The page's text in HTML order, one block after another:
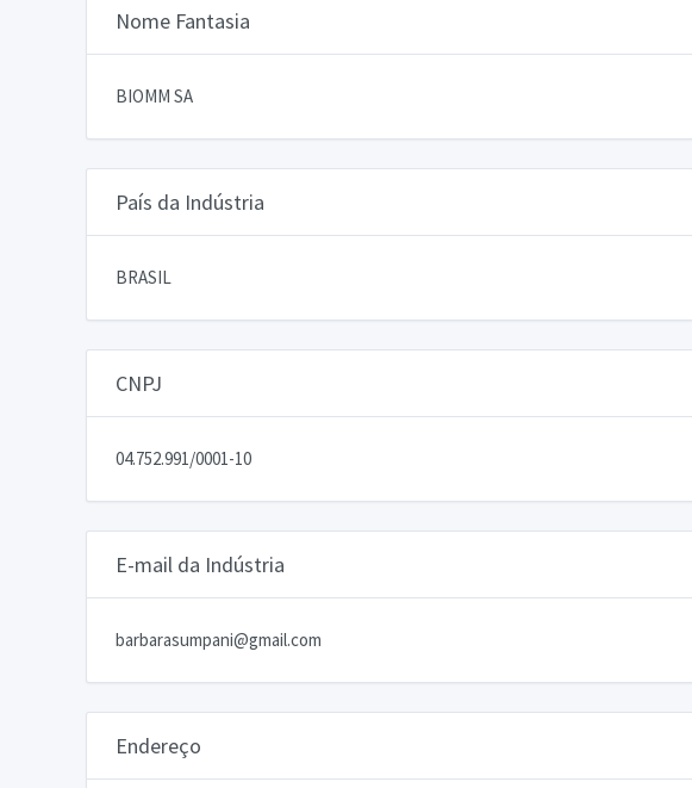
Nome Fantasia
BIOMM SA
País da Indústria
BRASIL
CNPJ
04.752.991/0001-10
E-mail da Indústria
barbarasumpani@gmail.com
Endereço